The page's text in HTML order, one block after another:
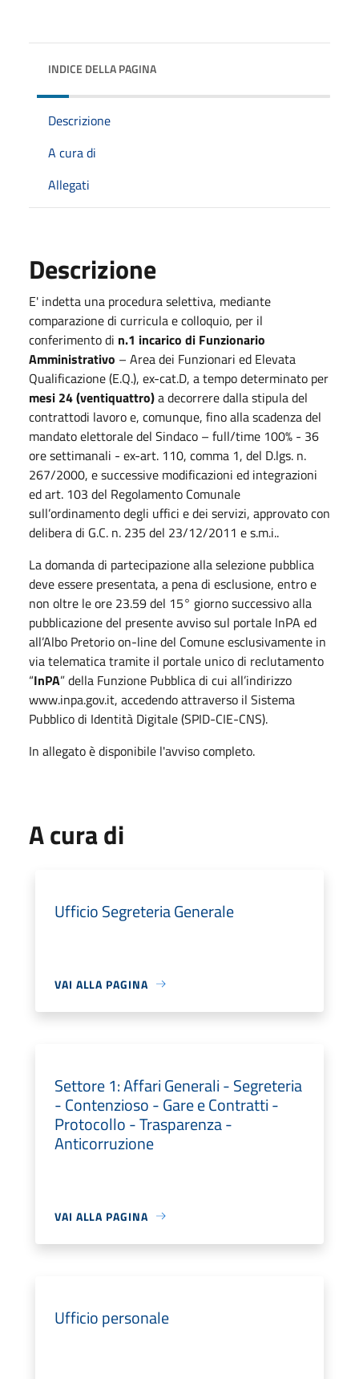
INDICE DELLA PAGINA
Descrizione
A cura di
Allegati
Descrizione
E' indetta una procedura selettiva, mediante
comparazione di curricula e colloquio, per il
conferimento di n.1 incarico di Funzionario
Amministrativo – Area dei Funzionari ed Elevata
Qualificazione (E.Q.), ex-cat.D, a tempo determinato per
mesi 24 (ventiquattro)a decorrere dalla stipula del
contrattodi lavoro e, comunque, fino alla scadenza del
mandato elettorale del Sindaco – full/time 100% - 36
ore settimanali - ex-art. 110, comma 1, del D.lgs. n.
267/2000, e successive modificazioni ed integrazioni
ed art. 103 del Regolamento Comunale
sull’ordinamento degli uffici e dei servizi, approvato con
delibera di G.C. n. 235 del 23/12/2011 e s.m.i..
La domanda di partecipazione alla selezione pubblica
deve essere presentata, a pena di esclusione, entro e
non oltre le ore 23.59 del 15° giorno successivo alla
pubblicazione del presente avviso sul portale InPA ed
all’Albo Pretorio on-line del Comune esclusivamente in
via telematica tramite il portale unico di reclutamento
“InPA” della Funzione Pubblica di cui all’indirizzo
www.inpa.gov.it, accedendo attraverso il Sistema
Pubblico di Identità Digitale (SPID-CIE-CNS).
In allegato è disponibile l'avviso completo.
A cura di
Ufficio Segreteria Generale
VAI ALLA PAGINA
Settore 1: Affari Generali - Segreteria
- Contenzioso - Gare e Contratti -
Protocollo - Trasparenza -
Anticorruzione
VAI ALLA PAGINA
Ufficio personale